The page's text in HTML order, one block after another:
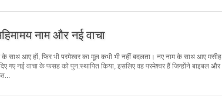
नाम और नई वाचा
के साथ आए हों, फिर भी परमेश्वर का मूल कभी भी नहीं बदलता। नए नाम के साथ आए मसीह
गए नई वाचा के फसह को पुन:स्थापित किया, इसलिए वह परमेश्वर हैं जिन्होंने बाइबल और